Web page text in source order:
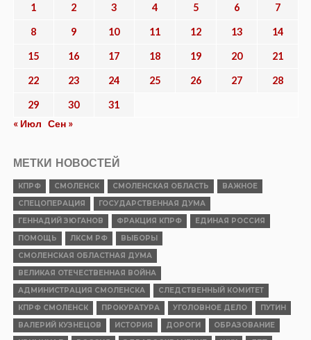
1 2 3 4 5 6 7
8 9 10 11 12 13 14
15 16 17 18 19 20 21
22 23 24 25 26 27 28
29 30
31
« Июл Сен »
МЕТКИ НОВОСТЕЙ
КПРФ СМОЛЕНСК СМОЛЕНСКАЯ ОБЛАСТЬ
ВАЖНОЕ
СПЕЦОПЕРАЦИЯ
ГОСУДАРСТВЕННАЯ ДУМА
ГЕННАДИЙ ЗЮГАНОВ
ФРАКЦИЯ КПРФ
ЕДИНАЯ РОССИЯ
ПОМОЩЬ
ЛКСМ РФ
ВЫБОРЫ
СМОЛЕНСКАЯ ОБЛАСТНАЯ ДУМА
ВЕЛИКАЯ ОТЕЧЕСТВЕННАЯ ВОЙНА
АДМИНИСТРАЦИЯ СМОЛЕНСКА
СЛЕДСТВЕННЫЙ КОМИТЕТ
КПРФ СМОЛЕНСК
ПРОКУРАТУРА УГОЛОВНОЕ ДЕЛО
ПУТИН
ВАЛЕРИЙ КУЗНЕЦОВ
ИСТОРИЯ ДОРОГИ
ОБРАЗОВАНИЕ